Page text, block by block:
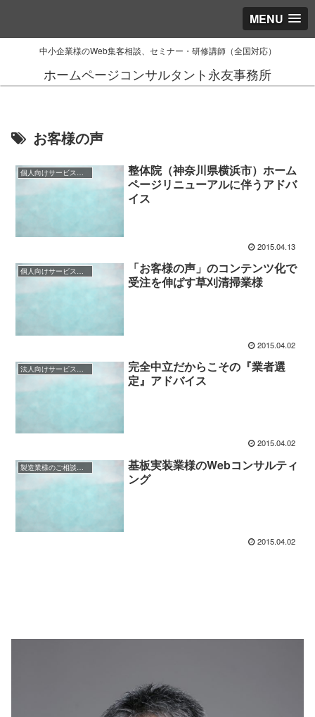
MENU
中小企業様のWeb集客相談、セミナー・研修講師（全国対応）
ホームページコンサルタント永友事務所
お客様の声
個人向けサービス業様（BtoC）のご相談事例
整体院（神奈川県横浜市）ホーム
ページリニューアルに伴うアドバ
イス
2015.04.13
「お客様の声」のコンテンツ化で
受注を伸ばす草刈清掃業様
2015.04.02
法人向けサービス業様（BtoB）のご相談事例
完全中立だからこその『業者選
定』アドバイス
2015.04.02
製造業様のご相談事例
基板実装業様のWebコンサルティ
ング
2015.04.02